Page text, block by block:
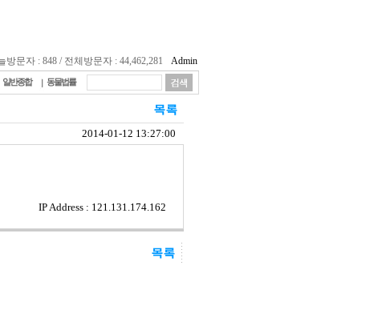
방문자 : 848 / 전체방문자 : 44,462,281 Admin
일반종합 동물법률
2014-01-12 13:27:00
IP Address : 121.131.174.162